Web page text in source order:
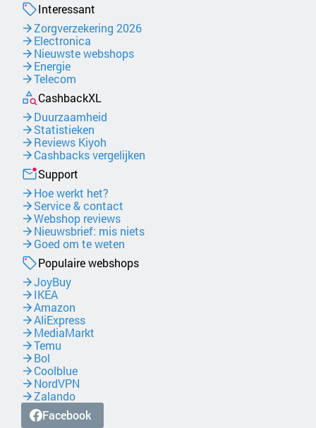
Interessant
Zorgverzekering 2026
Electronica
Nieuwste webshops
Energie
Telecom
CashbackXL
Duurzaamheid
Statistieken
Reviews Kiyoh
Cashbacks vergelijken
Support
Hoe werkt het?
Service & contact
Webshop reviews
Nieuwsbrief: mis niets
Goed om te weten
Populaire webshops
JoyBuy
IKEA
Amazon
AliExpress
MediaMarkt
Temu
Bol
Coolblue
NordVPN
Zalando
Facebook